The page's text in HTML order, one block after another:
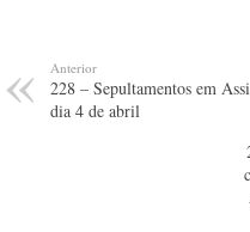
Anterior
228 – Sepultamentos em
dia 4 de abril